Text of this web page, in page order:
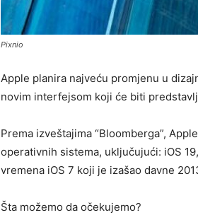
Pixnio
​Apple planira najveću promjenu u
novim interfejsom koji će biti
Prema izveštajima “Bloomberga”,
operativnih sistema, uključujući: iOS
vremena iOS 7 koji je izašao davne
Šta možemo da očekujemo?